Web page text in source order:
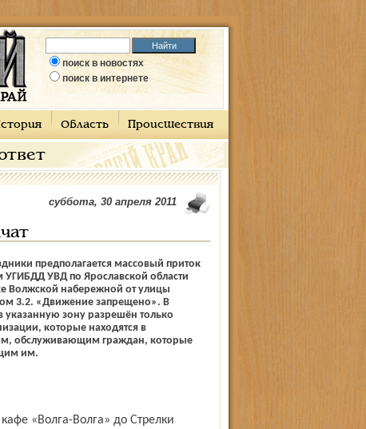
поиск в новостях
поиск в интернете
Область Происшествия
суббота, 30 апреля 2011
предполагается массовый приток
УГИБДД УВД по Ярославской области
Волжской набережной от улицы
3.2. «Движение запрещено». В
указанную зону разрешён только
которые находятся в
обслуживающим граждан, которые
им.